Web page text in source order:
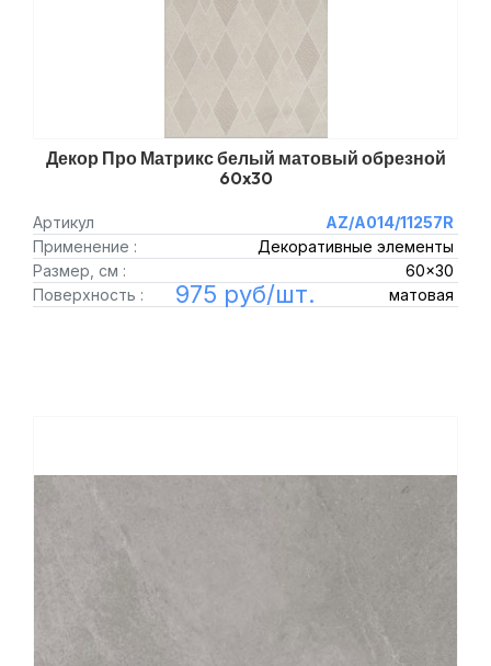
Декор Про Матрикс белый матовый обрезной
60x30
Артикул
AZ/A014/11257R
Применение :
Декоративные элементы
Размер, см :
60x30
Поверхность :
матовая
975 руб/шт.